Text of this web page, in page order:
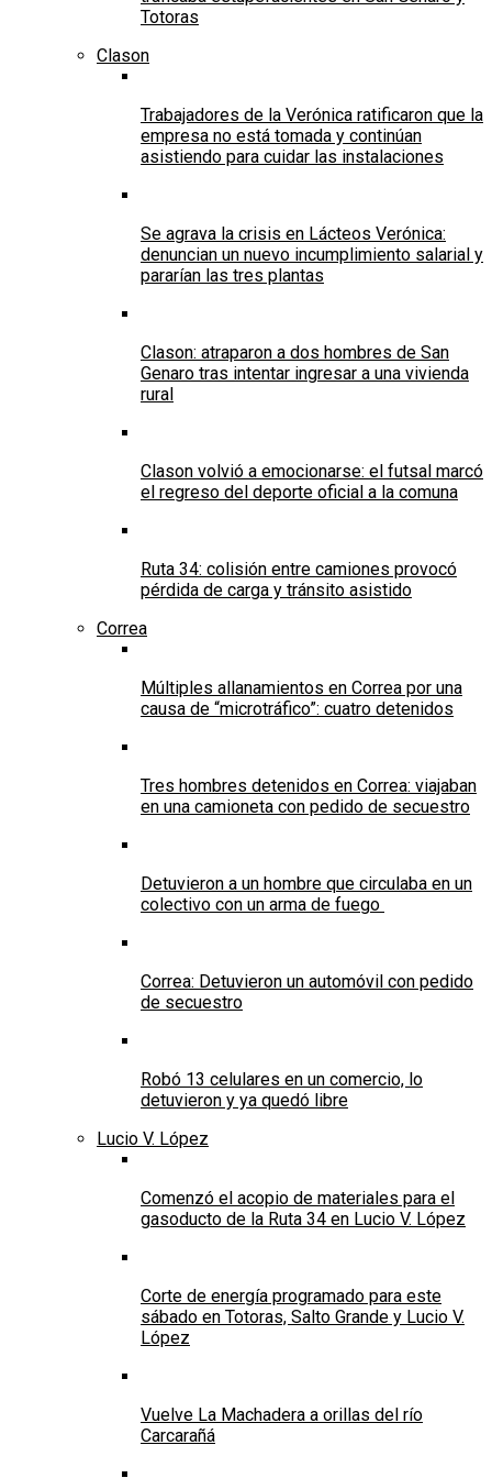
Totoras
Clason
Trabajadores de la Verónica ratificaron que la
empresa no está tomada y continúan
asistiendo para cuidar las instalaciones
Se agrava la crisis en Lácteos Verónica:
denuncian un nuevo incumplimiento salarial y
pararían las tres plantas
Clason: atraparon a dos hombres de San
Genaro tras intentar ingresar a una vivienda
rural
Clason volvió a emocionarse: el futsal marcó
el regreso del deporte oficial a la comuna
Ruta 34: colisión entre camiones provocó
pérdida de carga y tránsito asistido
Correa
Múltiples allanamientos en Correa por una
causa de “microtráfico”: cuatro detenidos
Tres hombres detenidos en Correa: viajaban
en una camioneta con pedido de secuestro
Detuvieron a un hombre que circulaba en un
colectivo con un arma de fuego
Correa: Detuvieron un automóvil con pedido
de secuestro
Robó 13 celulares en un comercio, lo
detuvieron y ya quedó libre
Lucio V. López
Comenzó el acopio de materiales para el
gasoducto de la Ruta 34 en Lucio V. López
Corte de energía programado para este
sábado en Totoras, Salto Grande y Lucio V.
López
Vuelve La Machadera a orillas del río
Carcarañá